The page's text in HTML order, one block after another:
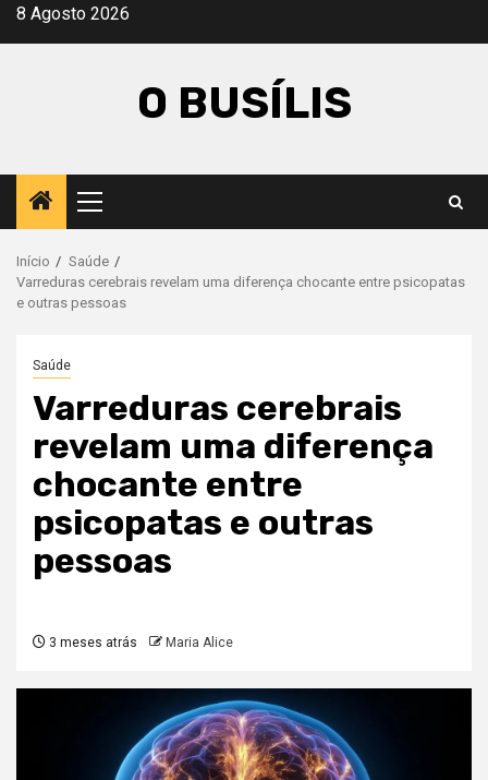
Avançar
8 Agosto 2026
O BUSÍLIS
Menu
principal
Início
Saúde
Varreduras cerebrais revelam uma diferença chocante entre psicopatas
e outras pessoas
Saúde
Varreduras cerebrais
revelam uma diferença
chocante entre
psicopatas e outras
pessoas
3 meses atrás Maria Alice